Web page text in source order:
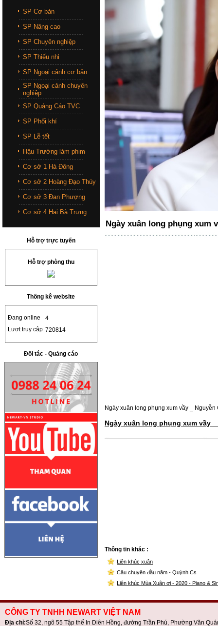
SP Cơ bản
SP Nâng cao
SP Chuyên nghiệp
SP Thiếu nhi
SP Ngoại cảnh cơ bản
SP Ngoại cảnh chuyên
nghiệp
SP Quảng Cáo TVC
SP Phối khí
SP Lễ tết
Hậu Trường làm phim
Cơ sở 1 Hà Đông
Cơ sở 2 Hoàng Đạo Thúy
Cơ sở 3 Đan Phượng
Cơ sở 4 Hai Bà Trưng
Hỗ trợ trực tuyến
Hỗ trợ phòng thu
Thống kê website
Đang online
4
Lượt truy cập 720814
Đối tác - Quảng cáo
Ngày xuân long phụng xum
Ngày xuân long phụng xum vầy _
Ngày xuân long phụng xum vầy
Thông tin khác :
Liên khúc xuân
Câu chuyện đầu năm - Quỳnh Cs
Liên khúc Mùa Xuân ơi - 2020 - Piano &
CÔNG TY TNHH NEWART VIỆT NAM
Địa chỉ:Số 32, ngõ 55 Tập thể In Diên Hồng, đường Trần Phú, Phường Văn